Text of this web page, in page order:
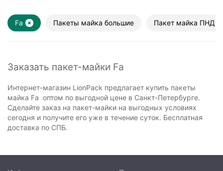
Fa Пакеты майка большие Пакет майка ПНД
Заказать пакет-майки Fa
Интернет-магазин LionPack предлагает купить пакеты
майка Fa оптом по выгодной цене в Санкт-Петербурге.
Сделайте заказ на пакет-майки на выгодных условиях
сегодня и получите его уже в течение суток. Бесплатная
доставка по СПБ.